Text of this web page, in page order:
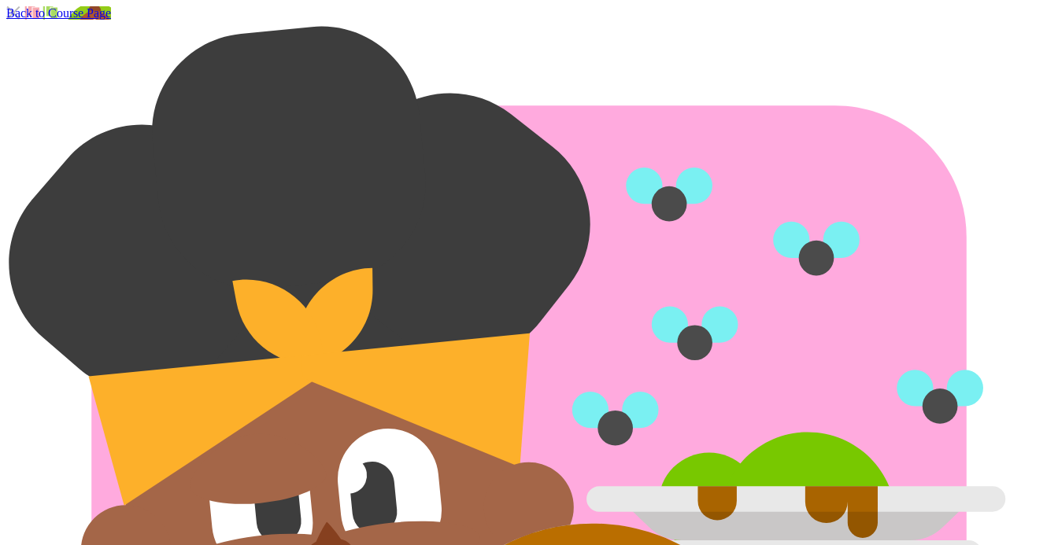
Back to Course Page